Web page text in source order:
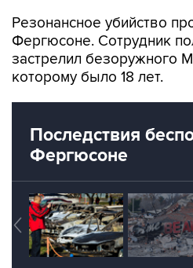
Резонансное убийство
Фергюсоне. Сотрудник
застрелил безоружного
которому было 18 лет.
Последствия
Фергюсоне